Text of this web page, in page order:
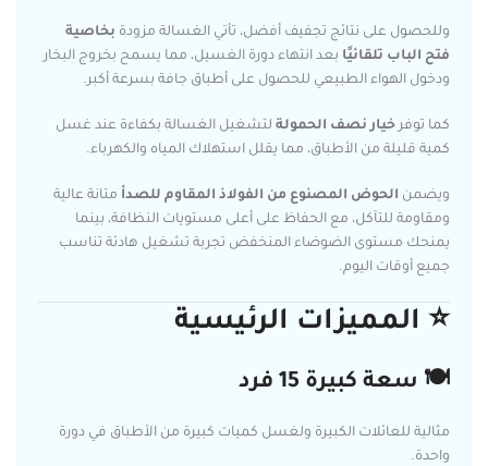
وللحصول على نتائج تجفيف أفضل، تأتي الغسالة مزودة بخاصية
فتح الباب تلقائيًا بعد انتهاء دورة الغسيل، مما يسمح بخروج البخار
ودخول الهواء الطبيعي للحصول على أطباق جافة بسرعة أكبر.
كما توفر خيار نصف الحمولة لتشغيل الغسالة بكفاءة عند غسل
كمية قليلة من الأطباق، مما يقلل استهلاك المياه والكهرباء.
ويضمن الحوض المصنوع من الفولاذ المقاوم للصدأ متانة عالية
ومقاومة للتآكل، مع الحفاظ على أعلى مستويات النظافة، بينما
يمنحك مستوى الضوضاء المنخفض تجربة تشغيل هادئة تناسب
جميع أوقات اليوم.
⭐ المميزات الرئيسية
🍽️ سعة كبيرة 15 فرد
مثالية للعائلات الكبيرة ولغسل كميات كبيرة من الأطباق في دورة
واحدة.